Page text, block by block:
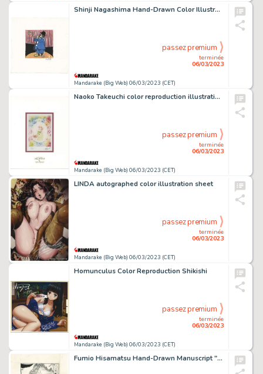
Shinji Nagashima Hand-Drawn Color Illustration "A Clown Blowing a Snake"
Mandarake (Big Web) 06/03/2023 (CET)
terminée
06/03/2023
passez premium
Naoko Takeuchi color reproduction illustration "Pretty Guardian Sailor Moon"
Mandarake (Big Web) 06/03/2023 (CET)
terminée
06/03/2023
passez premium
LINDA autographed color illustration sheet
Mandarake (Big Web) 06/03/2023 (CET)
terminée
06/03/2023
passez premium
Homunculus Color Reproduction Shikishi
Mandarake (Big Web) 06/03/2023 (CET)
terminée
06/03/2023
passez premium
Fumio Hisamatsu Hand-Drawn Manuscript "Kaze no Fuji Maru"